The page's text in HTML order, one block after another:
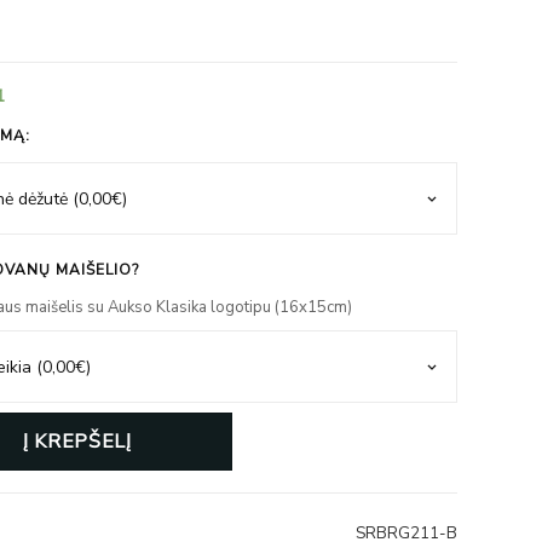
MAIŠELIO?
maišelis su Aukso Klasika logotipu (16x15cm)
Į KREPŠELĮ
SRBRG211-B